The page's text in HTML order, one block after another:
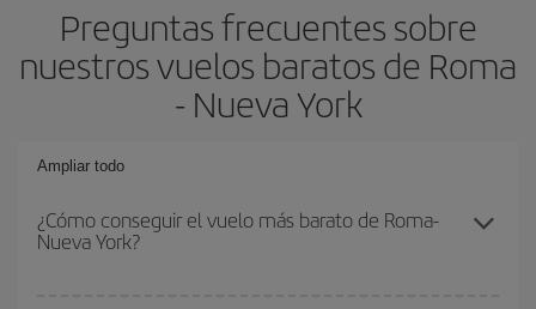
Preguntas frecuentes sobre
nuestros vuelos baratos de Roma
- Nueva York
Ampliar todo
¿Cómo conseguir el vuelo más barato de Roma-
Nueva York?